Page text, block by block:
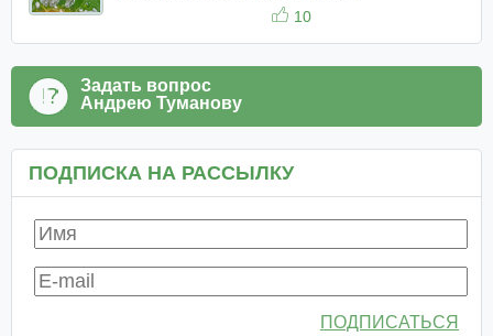
10
Задать вопрос
Андрею Туманову
ПОДПИСКА НА РАССЫЛКУ
ПОДПИСАТЬСЯ